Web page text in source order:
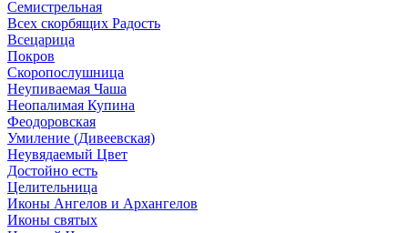
Семистрельная
Всех скорбящих Радость
Всецарица
Покров
Скоропослушница
Неупиваемая Чаша
Неопалимая Купина
Феодоровская
Умиление (Дивеевская)
Неувядаемый Цвет
Достойно есть
Целительница
Иконы Ангелов и Архангелов
Иконы святых